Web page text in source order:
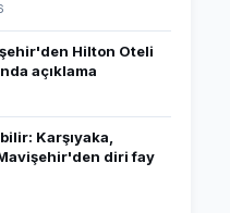
Hilton Oteli
açıklama
Karşıyaka,
diri fay